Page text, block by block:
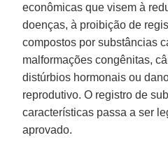
econômicas que visem à
doenças, à proibição de
compostos por substâncias
malformações congênitas,
distúrbios hormonais ou
reprodutivo. O registro de
características passa a ser
aprovado.